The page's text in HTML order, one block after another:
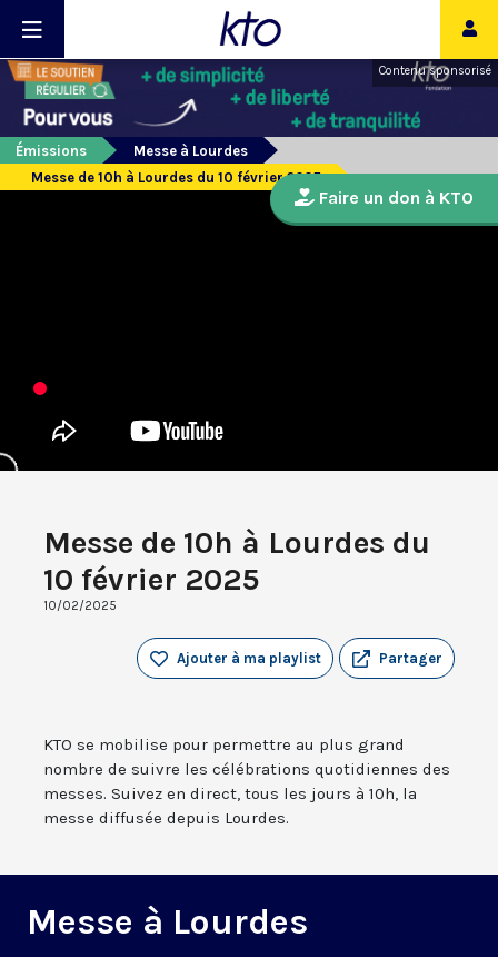
Contenu sponsorisé
Émissions
Messe à Lourdes
Messe de 10h à Lourdes du 10 février 2025
Messe de 10h à Lourdes du
10 février 2025
10/02/2025
Partager
Ajouter à ma playlist
KTO se mobilise pour permettre au plus grand
nombre de suivre les célébrations quotidiennes des
messes. Suivez en direct, tous les jours à 10h, la
messe diffusée depuis Lourdes.
Messe à Lourdes
Faire un don à KTO